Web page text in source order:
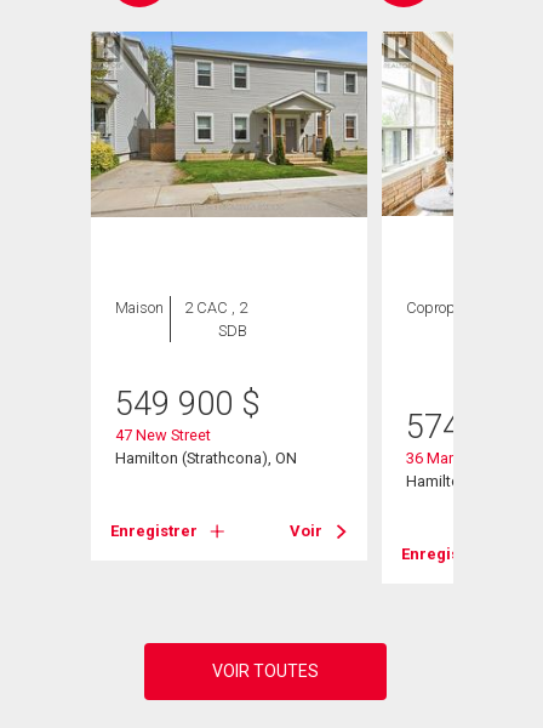
Maison
2 CAC , 2
SDB
549 900 $
47 New Street
Hamilton (Strathcona), ON
Enregistrer Voir
Copropriété
574 900
36 Margaret Street
Hamilton, ON
Enregistrer